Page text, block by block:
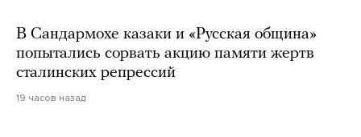
В Сандармохе казаки и «Русская община»
попытались сорвать акцию памяти жертв
сталинских репрессий
19 часов назад